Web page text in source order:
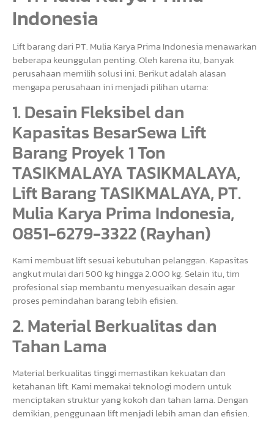
Indonesia
Lift barang dari PT. Mulia Karya Prima Indonesia menawarkan
beberapa keunggulan penting. Oleh karena itu, banyak
perusahaan memilih solusi ini. Berikut adalah alasan
mengapa perusahaan ini menjadi pilihan utama:
1. Desain Fleksibel dan
Kapasitas BesarSewa Lift
Barang Proyek 1 Ton
TASIKMALAYA TASIKMALAYA,
Lift Barang TASIKMALAYA, PT.
Mulia Karya Prima Indonesia,
0851-6279-3322 (Rayhan)
Kami membuat lift sesuai kebutuhan pelanggan. Kapasitas
angkut mulai dari 500 kg hingga 2.000 kg. Selain itu, tim
profesional siap membantu menyesuaikan desain agar
proses pemindahan barang lebih efisien.
2. Material Berkualitas dan
Tahan Lama
Material berkualitas tinggi memastikan kekuatan dan
ketahanan lift. Kami memakai teknologi modern untuk
menciptakan struktur yang kokoh dan tahan lama. Dengan
demikian, penggunaan lift menjadi lebih aman dan efisien.